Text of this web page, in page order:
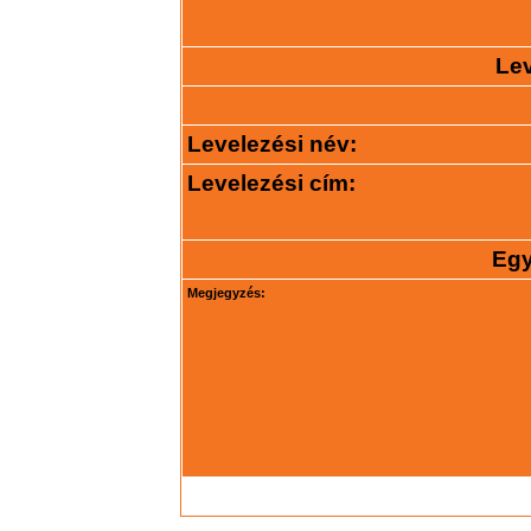
Levelezési név:
Levelezési cím:
Megjegyzés: